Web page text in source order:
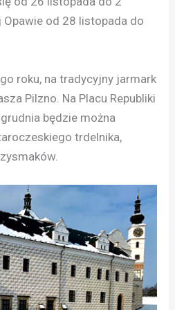
od 28 listopada do
roku, na tradycyjny jarmark
Pilzno. Na Placu Republiki
będzie można
trdelnika,